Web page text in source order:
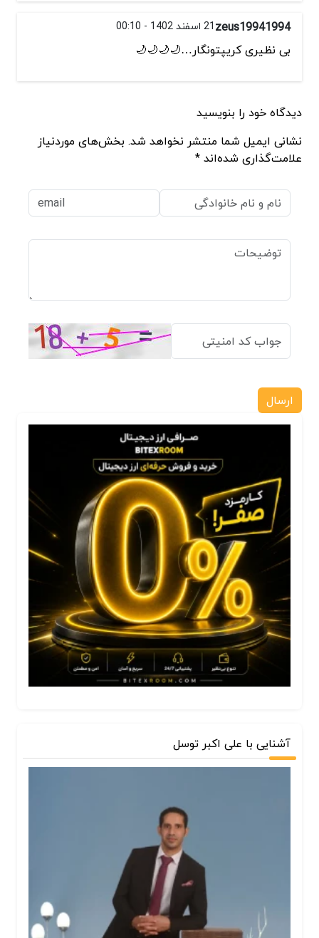
zeus1994199421 اسفند 1402 - 00:10
بی نظیری کریپتونگار…🌙🌙🌙🌙
دیدگاه خود را بنویسید
نشانی ایمیل شما منتشر نخواهد شد. بخش‌های موردنیاز
علامت‌گذاری شده‌اند *
ارسال
آشنایی با علی اکبر توسل